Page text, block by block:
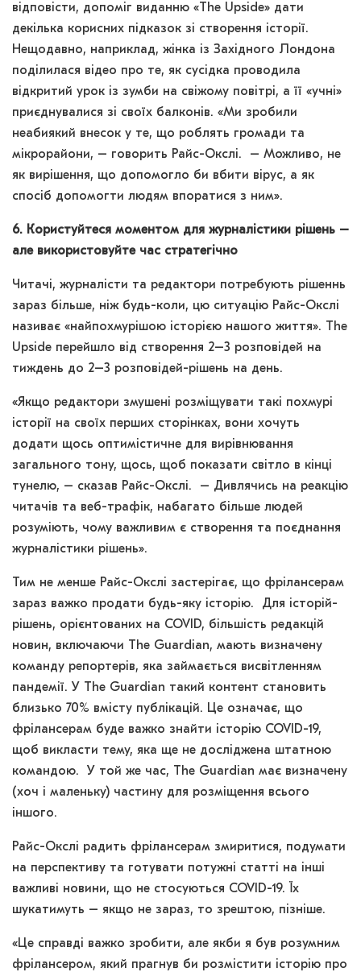
відповісти, допоміг виданню «The Upside» дати
декілька корисних підказок зі створення історії.
Нещодавно, наприклад, жінка із Західного Лондона
поділилася відео про те, як сусідка проводила
відкритий урок із зумби на свіжому повітрі, а її «учні»
приєднувалися зі своїх балконів. «Ми зробили
неабиякий внесок у те, що роблять громади та
мікрорайони, – говорить Райс-Окслі. – Можливо, не
як вирішення, що допомогло би вбити вірус, а як
спосіб допомогти людям впоратися з ним».
6. Користуйтеся моментом для журналістики рішень –
але використовуйте час стратегічно
Читачі, журналісти та редактори потребують рішеннь
зараз більше, ніж будь-коли, цю ситуацію Райс-Окслі
називає «найпохмурішою історією нашого життя». The
Upside перейшло від створення 2–3 розповідей на
тиждень до 2–3 розповідей-рішень на день.
«Якщо редактори змушені розміщувати такі похмурі
історії на своїх перших сторінках, вони хочуть
додати щось оптимістичне для вирівнювання
загального тону, щось, щоб показати світло в кінці
тунелю, – сказав Райс-Окслі. – Дивлячись на реакцію
читачів та веб-трафік, набагато більше людей
розуміють, чому важливим є створення та поєднання
журналістики рішень».
Тим не менше Райс-Окслі застерігає, що фрілансерам
зараз важко продати будь-яку історію. Для історій-
рішень, орієнтованих на COVID, більшість редакцій
новин, включаючи The Guardian, мають визначену
команду репортерів, яка займається висвітленням
пандемії. У The Guardian такий контент становить
близько 70% вмісту публікацій. Це означає, що
фрілансерам буде важко знайти історію COVID-19,
щоб викласти тему, яка ще не досліджена штатною
командою. У той же час, The Guardian має визначену
(хоч і маленьку) частину для розміщення всього
іншого.
Райс-Окслі радить фрілансерам змиритися, подумати
на перспективу та готувати потужні статті на інші
важливі новини, що не стосуються COVID-19. Їх
шукатимуть – якщо не зараз, то зрештою, пізніше.
«Це справді важко зробити, але якби я був розумним
фрілансером, який прагнув би розмістити історію про